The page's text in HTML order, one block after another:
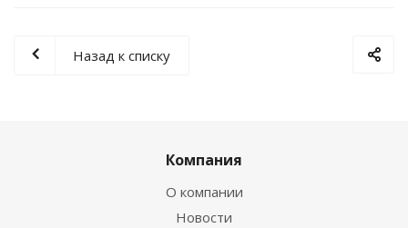
Назад к списку
Компания
О компании
Новости